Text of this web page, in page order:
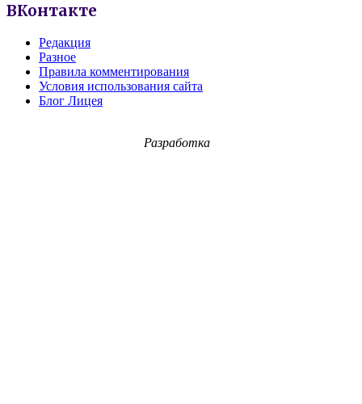
ВКонтакте
Редакция
Разное
Правила комментирования
Условия использования сайта
Блог Лицея
Разработка